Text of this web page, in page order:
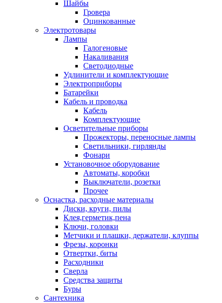
Шайбы
Гровера
Оцинкованные
Электротовары
Лампы
Галогеновые
Накаливания
Светодиодные
Удлинители и комплектующие
Электроприборы
Батарейки
Кабель и проводка
Кабель
Комплектующие
Осветительные приборы
Прожекторы, переносные лампы
Светильники, гирлянды
Фонари
Установочное оборудование
Автоматы, коробки
Выключатели, розетки
Прочее
Оснастка, расходные материалы
Диски, круги, пилы
Клея,герметик,пена
Ключи, головки
Метчики и плашки, держатели, клуппы
Фрезы, коронки
Отвертки, биты
Расходники
Сверла
Средства защиты
Буры
Сантехника